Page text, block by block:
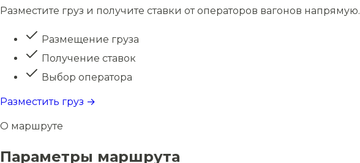
Разместите груз и получите ставки от операторов вагонов напрямую.
Размещение груза
Получение ставок
Выбор оператора
Разместить груз →
О маршруте
Параметры маршрута